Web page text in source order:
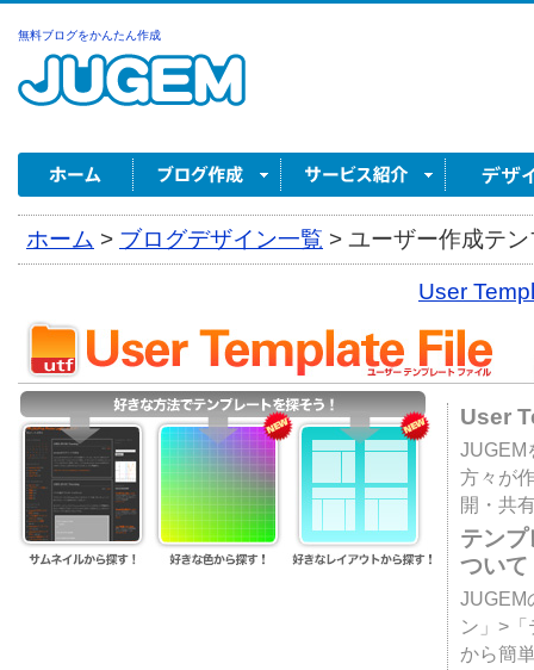
無料ブログをかんたん作成
ホーム > ブログデザイン一覧 > ユーザー作成テ
User
User
JUGEM
方々が
開・共
テン
ついて
JUGEM
ン」>
から簡